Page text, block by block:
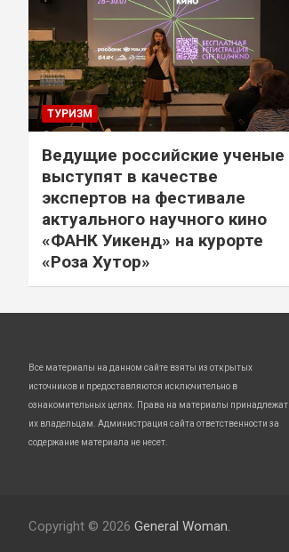
ТУРИЗМ
Ведущие российские ученые
выступят в качестве
экспертов на фестивале
актуального научного кино
«ФАНК Уикенд» на курорте
«Роза Хутор»
Все материалы на данном сайте взяты из открытых
источников и предоставляются исключительно в
ознакомительных целях. Права на материалы принадлежат
их владельцам. Администрация сайта ответственности за
содержание материала не несет.
Copyright © 2026 General Woman.